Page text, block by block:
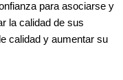
para asociarse y
la calidad de sus
calidad y aumentar su